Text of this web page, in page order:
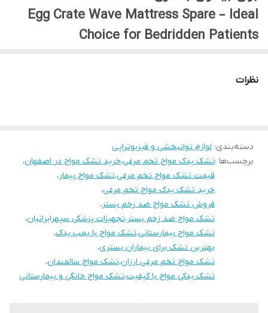
Egg Crate Wave Mattress Spare – Ideal
Choice for Bedridden Patients
معرفی محصول
سلول‌های تخم‌مرغی بوده که باعث توزیع یکنواخت فشار بدن بر
سطح تشک می‌شود. استفاده از این تشک مانع ایجاد زخم بستر
در بیماران بستری طولانی‌مدت شده و راحتی بیشتری برای بیمار
فراهم می‌کند.
ویژگی‌ها و مشخصات بارز
طراحی سلولی تخم مرغی: افزایش جریان هوا بین بدن و تشک و
جلوگیری از تعریق.
نظرات
دسته‌بندی: لوازم توانبخشی و فیزیوتراپی
برچسب‌ها :تشک یدک مواج تخم مرغی،خرید تشک مواج در اصفهان،
قیمت تشک مواج تخم مرغی،تشک مواج بیمار،
خرید تشک یدک مواج تخم مرغی،
فروش تشک مواج ضد زخم بستر،
تشک مواج ضد زخم بستر،تجهیزات پزشکی سپهرایرانیان،
تشک مواج بیمارستانی،تشک مواج با پمپ یدک،
بهترین تشک برای بیماران بستری،
تشک مواج تخم مرغی ارزان،تشک مواج سالمندان،
تشک یدکی مواج با کیفیت،تشک مواج خانگی و بیمارستانی